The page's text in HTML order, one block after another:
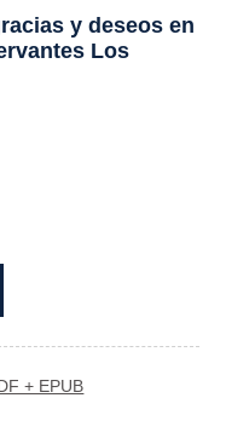
y deseos en
Los
+ EPUB